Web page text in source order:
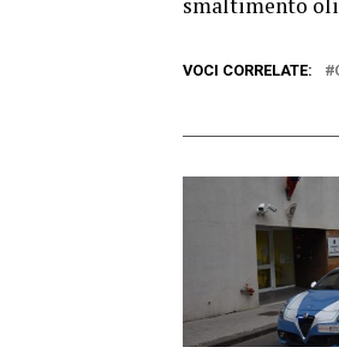
smaltimento
VOCI CORRELATE: